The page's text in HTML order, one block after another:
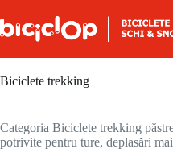
Biciclete trekking
Categoria Biciclete trekking
potrivite pentru ture, deplasări